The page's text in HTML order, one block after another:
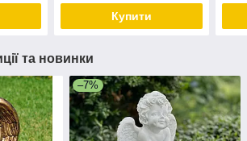
Купити
та новинки
–7%